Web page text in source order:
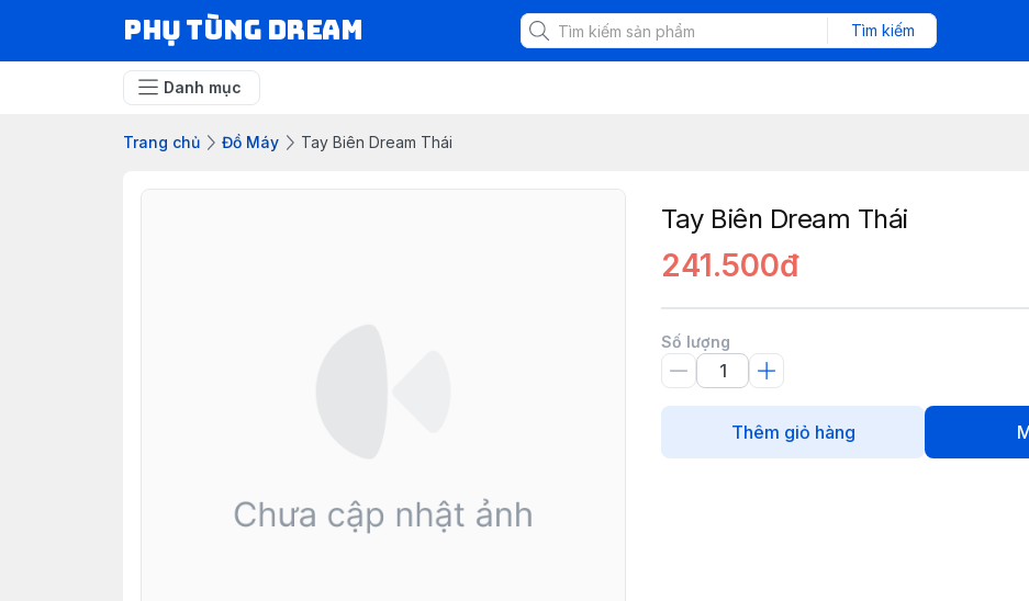
Phụ Tùng Dream Tìm kiếm
Danh mục
Trang chủ Đồ Máy Tay Biên Dream Thái
Tay Biên Dream Thái
241.500đ
Số lượng
Thêm giỏ hàng